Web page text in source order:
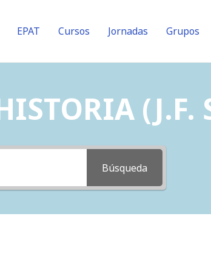
EPAT Cursos Jornadas Grupos
(J.F.
Búsqueda